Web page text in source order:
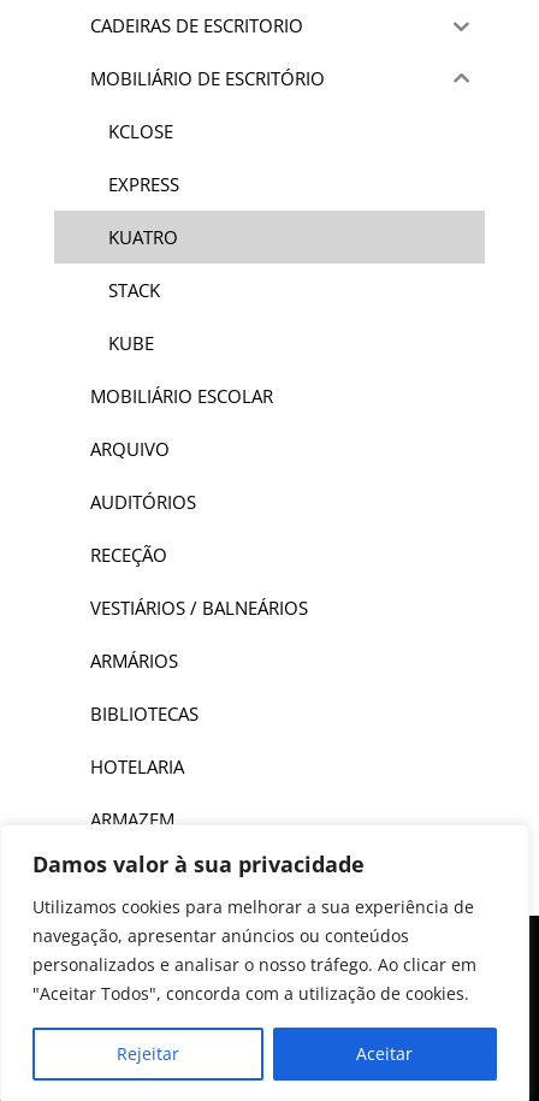
Damos valor à sua privacidade
Utilizamos cookies para melhorar a sua experiência de
navegação, apresentar anúncios ou conteúdos
personalizados e analisar o nosso tráfego. Ao clicar em
"Aceitar Todos", concorda com a utilização de cookies.
Rejeitar Aceitar
CADEIRAS DE ESCRITORIO
MOBILIÁRIO DE ESCRITÓRIO
KCLOSE
EXPRESS
KUATRO
STACK
KUBE
MOBILIÁRIO ESCOLAR
ARQUIVO
AUDITÓRIOS
RECEÇÃO
VESTIÁRIOS / BALNEÁRIOS
ARMÁRIOS
BIBLIOTECAS
HOTELARIA
ARMAZEM
COPYRIGHT © 2022 Fluxoiberia - Mobiliário de escritório,
Lda